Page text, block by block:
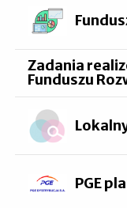
Zadania
Funduszu
PGE